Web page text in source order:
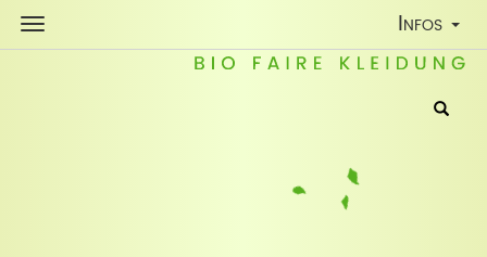
Toggle
Infos